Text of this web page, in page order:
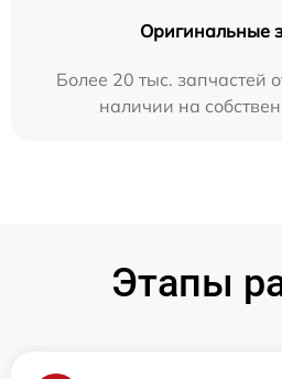
Оригинальные
Более 20 тыс. запчастей
наличии на
Этапы